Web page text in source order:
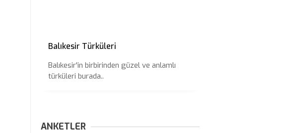
Balıkesir Türküleri
Balıkesir'in birbirinden güzel ve anlamlı
türküleri burada..
ANKETLER